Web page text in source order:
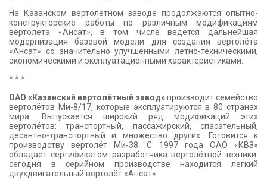
На Казанском вертолётном заводе продолжаются опытно-
конструкторские работы по различным модификациям
вертолёта «Ансат», в том числе ведется дальнейшая
модернизация базовой модели для создания вертолёта
«Ансат» со значительно улучшенными лётно-техническими,
экономическими и эксплуатационными характеристиками.
* * *
ОАО «Казанский вертолётный завод»производит семейство
вертолётов Ми-8/17, которые эксплуатируются в 80 странах
мира. Выпускается широкий ряд модификаций этих
вертолётов: транспортный, пассажирский, спасательный,
десантно-транспортный и множество других. Готовится к
производству вертолёт Ми-38. С 1997 года ОАО «КВЗ»
обладает сертификатом разработчика вертолётной техники:
сегодня в серийном производстве находится легкий
двухдвигательный вертолёт «Ансат»